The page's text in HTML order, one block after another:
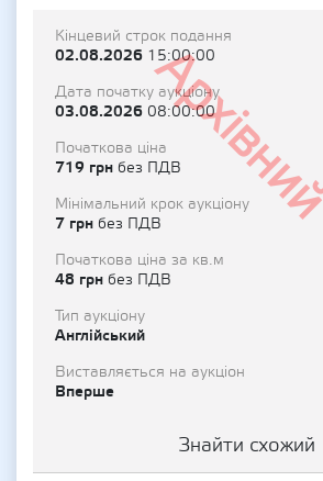
Кінцевий строк подання
02.08.2026 15:00:00
Дата початку аукціону
03.08.2026 08:00:00
Початкова ціна
719 грн без ПДВ
Мінімальний крок аукціону
7 грн без ПДВ
Початкова ціна за кв.м
48 грн без ПДВ
Тип аукціону
Англійський
Виставляється на аукціон
Вперше
Знайти схожий